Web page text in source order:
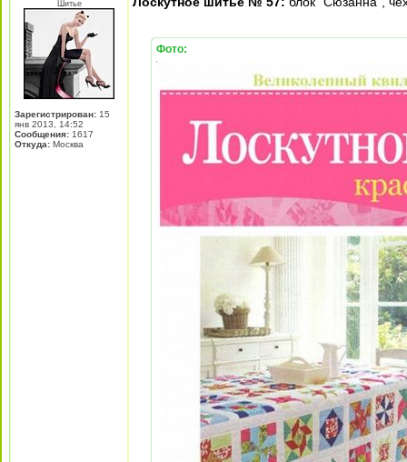
Шитье
Зарегистрирован: 15
янв 2013, 14:52
Сообщения: 1617
Откуда: Mосква
Фото: